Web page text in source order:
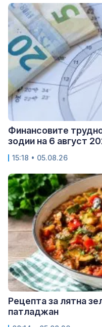
Финансовите
зодии на 6 август
15:18 • 05.08.26
Рецепта за лятна
патладжан